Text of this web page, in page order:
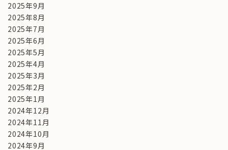
2025年9月
2025年8月
2025年7月
2025年6月
2025年5月
2025年4月
2025年3月
2025年2月
2025年1月
2024年12月
2024年11月
2024年10月
2024年9月